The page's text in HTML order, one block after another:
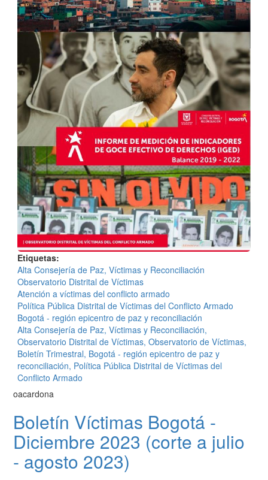
Etiquetas
Alta Consejería de Paz, Víctimas y Reconciliación
Observatorio Distrital de Víctimas
Atención a víctimas del conflicto armado
Política Pública Distrital de Víctimas del Conflicto Armado
Bogotá - región epicentro de paz y reconciliación
Alta Consejería de Paz, Víctimas y Reconciliación,
Observatorio Distrital de Víctimas, Observatorio de Víctimas,
Boletín Trimestral, Bogotá - región epicentro de paz y
reconciliación, Política Pública Distrital de Víctimas del
Conflicto Armado
oacardona
Boletín Víctimas Bogotá -
Diciembre 2023 (corte a julio
- agosto 2023)